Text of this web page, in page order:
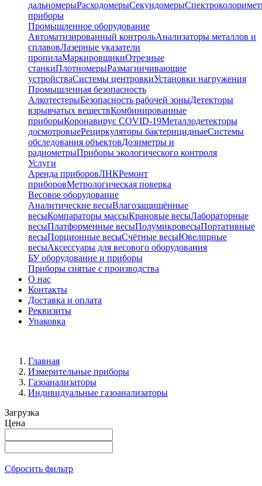
дальномерыРасходомерыСекундомеры
приборы
Промышленное оборудование
Автоматизированный контрольАнализаторы металлов и
сплавовЛазерные указатели
пропилаМаркировщикиОтрезные
станкиПлотномерыРазмагничивающие
устройстваСистемы центровкиУстановки нагружения
Промышленная безопасность
АлкотестерыБезопасность рабочей зоныДетекторы
взрывчатых веществКомбинированные
приборыКоронавирус COVID-19Металлодетекторы
досмотровыеРециркуляторы бактерицидныеСистемы
обследования объектовДозиметры и
радиометрыПриборы экологического контроля
Услуги
Аренда приборовЛНКРемонт
приборовМетрологическая поверка
Весовое оборудование
Аналитические весыВлагозащищённые
весыКомпараторы массыКрановые весыЛабораторные
весыПлатформенные весыПолумикровесыПортативные
весыПорционные весыСчётные весыЮвелирные
весыАксессуары для весового оборудования
БУ оборудование и приборы
Приборы снятые с производства
О нас
Контакты
Доставка и оплата
Реквизиты
Упаковка
Главная
Измерительные приборы
Газоанализаторы
Индивидуальные газоанализаторы
Загрузка
Цена
Сбросить фильтр